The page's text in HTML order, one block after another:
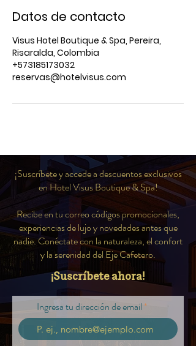
Datos de contacto
Visus Hotel Boutique & Spa, Pereira,
Risaralda, Colombia
+573185173032
reservas@hotelvisus.com
¡Suscríbete y accede a descuentos exclusivos
en Hotel Visus Boutique & Spa!
Recibe en tu correo códigos promocionales,
experiencias de lujo y novedades antes que
nadie. Conéctate con la naturaleza, el confort
y la serenidad del Eje Cafetero.
¡Suscríbete ahora!
Ingresa tu dirección de email